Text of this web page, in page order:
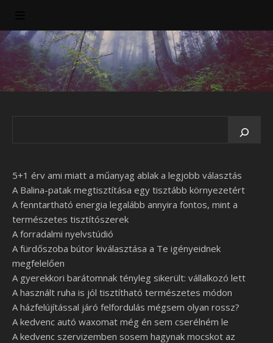
5+1 érv ami miatt a műanyag ablak a legjobb választás
A Balina-patak megtisztítása egy tisztább környezetért
A fenntartható energia legalább annyira fontos, mint a
természetes tisztítószerek
A forradalmi nyelvstúdió
A fürdőszoba bútor kiválasztása a Te igényeidnek
megfelelően
A gyerekkori barátomnak tényleg sikerült: vállalkozó lett
A használt ruha is jól tisztítható természetes módon
A házfelújítással járó felfordulás mégsem olyan rossz?
A kedvenc autó waxomat még én sem cserélném le
A kedvenc szervizemben sosem hagynak mocskot az